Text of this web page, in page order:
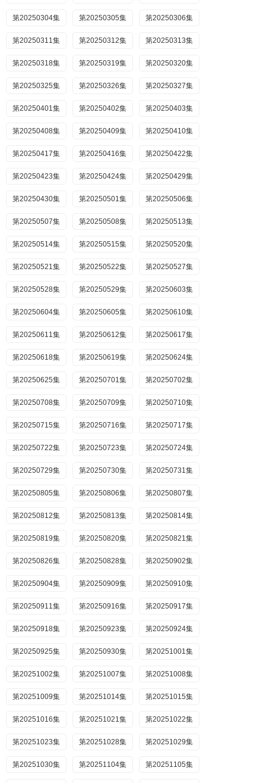
第20250304集 第20250305集 第20250306集
第20250311集 第20250312集 第20250313集
第20250318集 第20250319集 第20250320集
第20250325集 第20250326集 第20250327集
第20250401集 第20250402集 第20250403集
第20250408集 第20250409集 第20250410集
第20250417集 第20250416集 第20250422集
第20250423集 第20250424集 第20250429集
第20250430集 第20250501集 第20250506集
第20250507集 第20250508集 第20250513集
第20250514集 第20250515集 第20250520集
第20250521集 第20250522集 第20250527集
第20250528集 第20250529集 第20250603集
第20250604集 第20250605集 第20250610集
第20250611集 第20250612集 第20250617集
第20250618集 第20250619集 第20250624集
第20250625集 第20250701集 第20250702集
第20250708集 第20250709集 第20250710集
第20250715集 第20250716集 第20250717集
第20250722集 第20250723集 第20250724集
第20250729集 第20250730集 第20250731集
第20250805集 第20250806集 第20250807集
第20250812集 第20250813集 第20250814集
第20250819集 第20250820集 第20250821集
第20250826集 第20250828集 第20250902集
第20250904集 第20250909集 第20250910集
第20250911集 第20250916集 第20250917集
第20250918集 第20250923集 第20250924集
第20250925集 第20250930集 第20251001集
第20251002集 第20251007集 第20251008集
第20251009集 第20251014集 第20251015集
第20251016集 第20251021集 第20251022集
第20251023集 第20251028集 第20251029集
第20251030集 第20251104集 第20251105集